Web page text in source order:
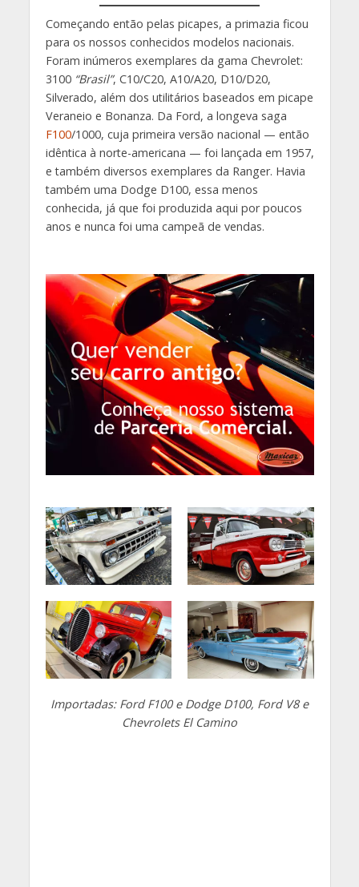
Começando então pelas picapes, a primazia ficou
para os nossos conhecidos modelos nacionais.
Foram inúmeros exemplares da gama Chevrolet:
3100 “Brasil”, C10/C20, A10/A20, D10/D20,
Silverado, além dos utilitários baseados em picape
Veraneio e Bonanza. Da Ford, a longeva saga
F100/1000, cuja primeira versão nacional — então
idêntica à norte-americana — foi lançada em 1957,
e também diversos exemplares da Ranger. Havia
também uma Dodge D100, essa menos
conhecida, já que foi produzida aqui por poucos
anos e nunca foi uma campeã de vendas.
Importadas: Ford F100 e Dodge D100, Ford V8 e
Chevrolets El Camino